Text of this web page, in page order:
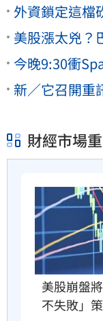
外資鎖定這
美股漲太兇？
今晚9:30衝
新／它召開
財經市場
美股崩盤
不失敗」